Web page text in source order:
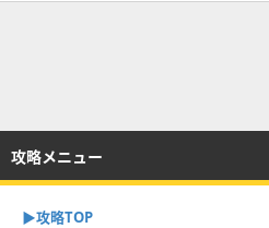
攻略メニュー
▶︎攻略TOP